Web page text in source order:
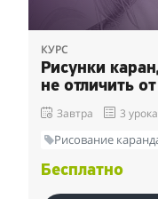
КУРС
Рисунки
не отличить
Завтра 3 урока
Рисование
Бесплатно